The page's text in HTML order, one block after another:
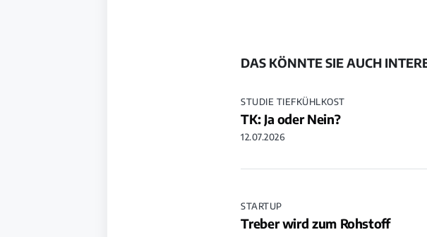
DAS KÖNNTE SIE AUCH
STUDIE TIEFKÜHLKOST
TK: Ja oder Nein?
12.07.2026
STARTUP
Treber wird zum Rohstoff